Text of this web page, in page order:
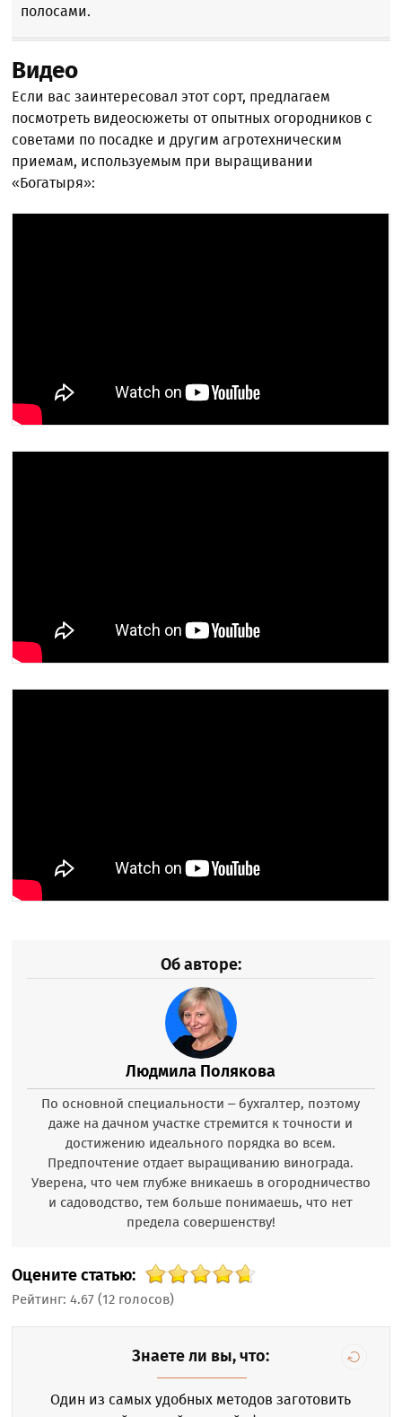
полосами.
Видео
Если вас заинтересовал этот сорт, предлагаем
посмотреть видеосюжеты от опытных огородников с
советами по посадке и другим агротехническим
приемам, используемым при выращивании
«Богатыря»:
Об авторе:
Людмила Полякова
По основной специальности – бухгалтер, поэтому
даже на дачном участке стремится к точности и
достижению идеального порядка во всем.
Предпочтение отдает выращиванию винограда.
Уверена, что чем глубже вникаешь в огородничество
и садоводство, тем больше понимаешь, что нет
предела совершенству!
Оцените статью:
Рейтинг:4.67 (12 голосов)
Знаете ли вы, что:
Один из самых удобных методов заготовить